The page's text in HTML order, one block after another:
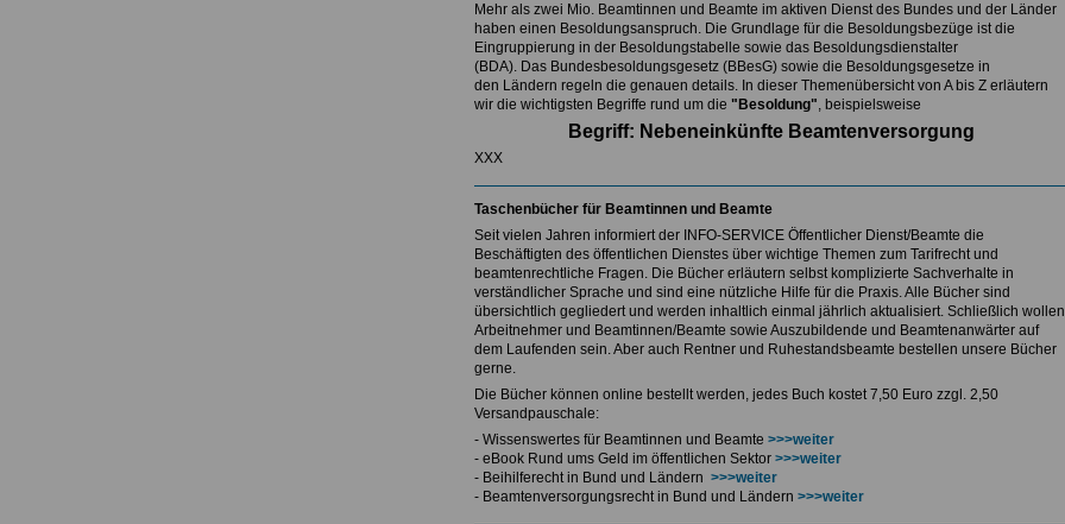
Mehr als zwei Mio. Beamtinnen und Beamte im aktiven Dienst des Bundes und der Länder
haben einen Besoldungsanspruch. Die Grundlage für die Besoldungsbezüge ist die
Eingruppierung in der Besoldungstabelle sowie das Besoldungsdienstalter
(BDA). Das Bundesbesoldungsgesetz (BBesG) sowie die Besoldungsgesetze in
den Ländern regeln die genauen details. In dieser Themenübersicht von A bis Z erläutern
wir die wichtigsten Begriffe rund um die "Besoldung", beispielsweise
Begriff: Nebeneinkünfte Beamtenversorgung
XXX
Taschenbücher für Beamtinnen und Beamte
Seit vielen Jahren informiert der INFO-SERVICE Öffentlicher Dienst/Beamte die
Beschäftigten des öffentlichen Dienstes über wichtige Themen zum Tarifrecht und
beamtenrechtliche Fragen. Die Bücher erläutern selbst komplizierte Sachverhalte in
verständlicher Sprache und sind eine nützliche Hilfe für die Praxis. Alle Bücher sind
übersichtlich gegliedert und werden inhaltlich einmal jährlich aktualisiert. Schließlich wollen
Arbeitnehmer und Beamtinnen/Beamte sowie Auszubildende und Beamtenanwärter auf
dem Laufenden sein. Aber auch Rentner und Ruhestandsbeamte bestellen unsere Bücher
gerne.
Die Bücher können online bestellt werden, jedes Buch kostet 7,50 Euro zzgl. 2,50
Versandpauschale:
- Wissenswertes für Beamtinnen und Beamte >>>weiter
- eBook Rund ums Geld im öffentlichen Sektor >>>weiter
- Beihilferecht in Bund und Ländern >>>weiter
- Beamtenversorgungsrecht in Bund und Ländern >>>weiter